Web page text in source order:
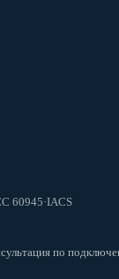
60945·IACS
по